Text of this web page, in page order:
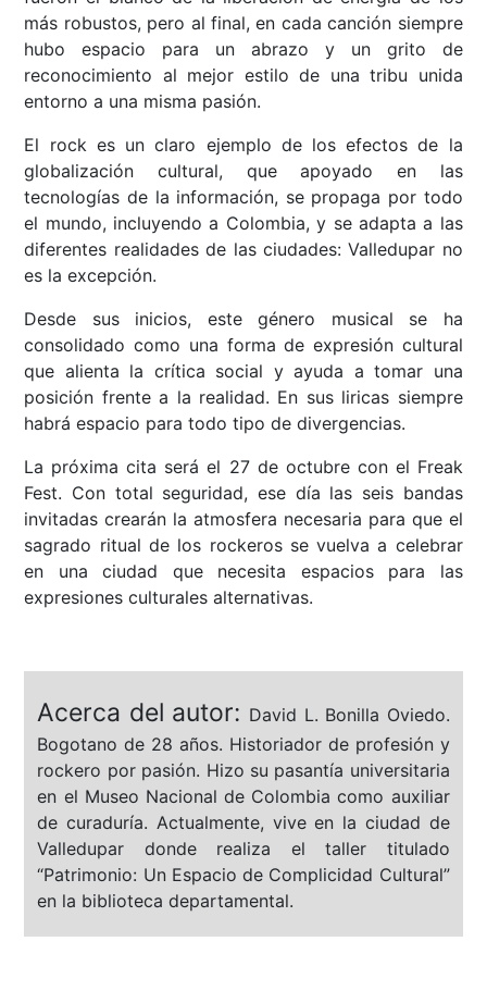
más robustos, pero al final, en cada canción siempre
hubo espacio para un abrazo y un grito de
reconocimiento al mejor estilo de una tribu unida
entorno a una misma pasión.
El rock es un claro ejemplo de los efectos de la
globalización cultural, que apoyado en las
tecnologías de la información, se propaga por todo
el mundo, incluyendo a Colombia, y se adapta a las
diferentes realidades de las ciudades: Valledupar no
es la excepción.
Desde sus inicios, este género musical se ha
consolidado como una forma de expresión cultural
que alienta la crítica social y ayuda a tomar una
posición frente a la realidad. En sus liricas siempre
habrá espacio para todo tipo de divergencias.
La próxima cita será el 27 de octubre con el Freak
Fest. Con total seguridad, ese día las seis bandas
invitadas crearán la atmosfera necesaria para que el
sagrado ritual de los rockeros se vuelva a celebrar
en una ciudad que necesita espacios para las
expresiones culturales alternativas.
Acerca del autor: David L. Bonilla Oviedo.
Bogotano de 28 años. Historiador de profesión y
rockero por pasión. Hizo su pasantía universitaria
en el Museo Nacional de Colombia como auxiliar
de curaduría. Actualmente, vive en la ciudad de
Valledupar donde realiza el taller titulado
“Patrimonio: Un Espacio de Complicidad Cultural”
en la biblioteca departamental.